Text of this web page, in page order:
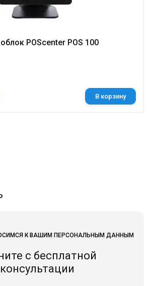
POScenter POS 100
В корзину
К ВАШИМ ПЕРСОНАЛЬНЫМ ДАННЫМ
с бесплатной
консультации